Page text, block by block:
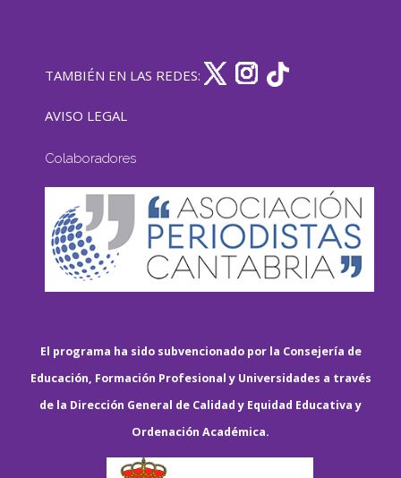
TAMBIÉN EN LAS REDES:
AVISO LEGAL
Colaboradores
El programa ha sido subvencionado por la Consejería de
Educación, Formación Profesional y Universidades a través
de la Dirección General de Calidad y Equidad Educativa y
Ordenación Académica.